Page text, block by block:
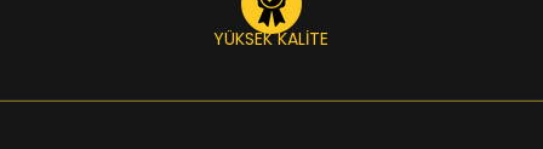
YÜKSEK KALİTE